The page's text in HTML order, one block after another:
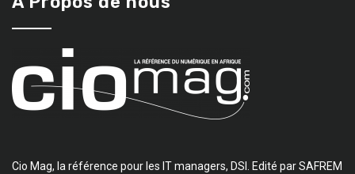
Cio Mag, la référence pour les IT managers, DSI. Edité par SAFREM